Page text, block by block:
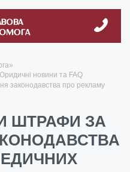
новини та FAQ
законодавства про рекламу
ШТРАФИ ЗА